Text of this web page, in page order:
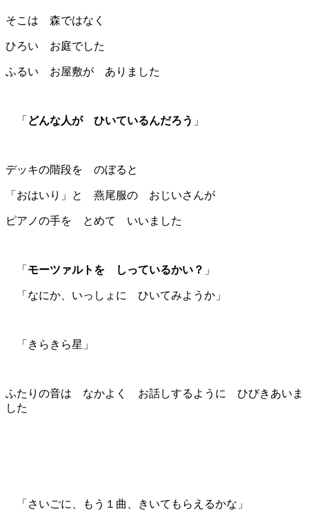
そこは 森ではなく
ひろい お庭でした
ふるい お屋敷が ありました
「 どんな人が ひいているんだろう 」
デッキの階段を のぼると
「おはいり」と 燕尾服の おじいさんが
ピアノの手を とめて いいました
「 モーツァルトを しっているかい？ 」
「なにか、いっしょに ひいてみようか」
「きらきら星」
ふたりの音は なかよく お話しするように ひびきあいま
した
「さいごに、もう１曲、きいてもらえるかな」